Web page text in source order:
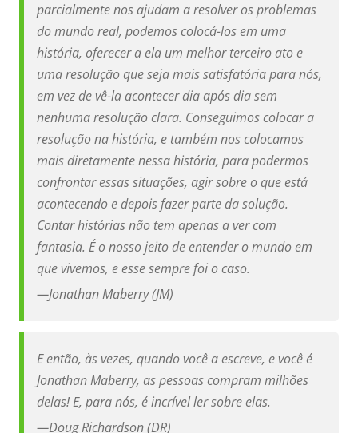
parcialmente nos ajudam a resolver os problemas
do mundo real, podemos colocá-los em uma
história, oferecer a ela um melhor terceiro ato e
uma resolução que seja mais satisfatória para nós,
em vez de vê-la acontecer dia após dia sem
nenhuma resolução clara. Conseguimos colocar a
resolução na história, e também nos colocamos
mais diretamente nessa história, para podermos
confrontar essas situações, agir sobre o que está
acontecendo e depois fazer parte da solução.
Contar histórias não tem apenas a ver com
fantasia. É o nosso jeito de entender o mundo em
que vivemos, e esse sempre foi o caso.
—Jonathan Maberry (JM)
E então, às vezes, quando você a escreve, e você é
Jonathan Maberry, as pessoas compram milhões
delas! E, para nós, é incrível ler sobre elas.
—Doug Richardson (DR)